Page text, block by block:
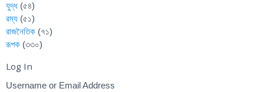
যুদ্ধ (৫৪)
রম্য (৫১)
রাজনৈতিক (৭১)
রূপক (৩৩০)
Log In
Username or Email Address